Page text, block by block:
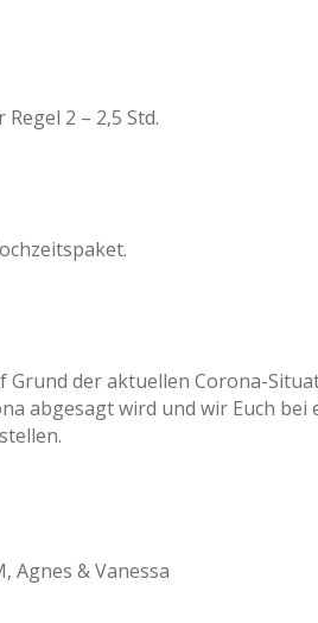
2 – 2,5 Std.
der aktuellen Corona-
abgesagt wird und wir Euch
Agnes & Vanessa